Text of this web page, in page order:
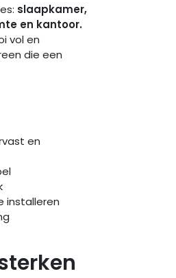
slaapkamer,
en kantoor.
vol en
die een
en
installeren